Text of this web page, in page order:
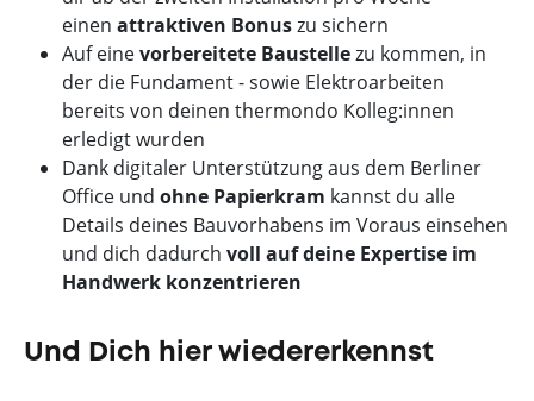
einen attraktiven Bonuszu sichern
Auf einevorbereitete Baustellezu kommen, in
der die Fundament - sowie Elektroarbeiten
bereits von deinen thermondo Kolleg:innen
erledigt wurden
Dank digitaler Unterstützung aus dem Berliner
Office und ohne Papierkram kannst du alle
Details deines Bauvorhabens im Voraus einsehen
und dich dadurch voll auf deine Expertise im
Handwerk konzentrieren
Und Dich hier wiedererkennst